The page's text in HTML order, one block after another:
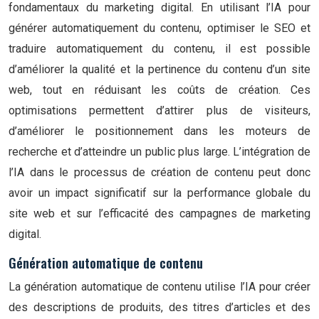
fondamentaux du marketing digital. En utilisant l’IA pour
générer automatiquement du contenu, optimiser le SEO et
traduire automatiquement du contenu, il est possible
d’améliorer la qualité et la pertinence du contenu d’un site
web, tout en réduisant les coûts de création. Ces
optimisations permettent d’attirer plus de visiteurs,
d’améliorer le positionnement dans les moteurs de
recherche et d’atteindre un public plus large. L’intégration de
l’IA dans le processus de création de contenu peut donc
avoir un impact significatif sur la performance globale du
site web et sur l’efficacité des campagnes de marketing
digital.
Génération automatique de contenu
La génération automatique de contenu utilise l’IA pour créer
des descriptions de produits, des titres d’articles et des